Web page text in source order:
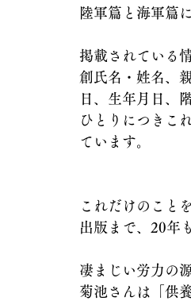
陸軍篇と海軍篇
掲載されている
創氏名・姓名、
日、生年月日、
ひとりにつきこ
ています。
これだけのこと
出版まで、20年
凄まじい労力の
菊池さんは「供